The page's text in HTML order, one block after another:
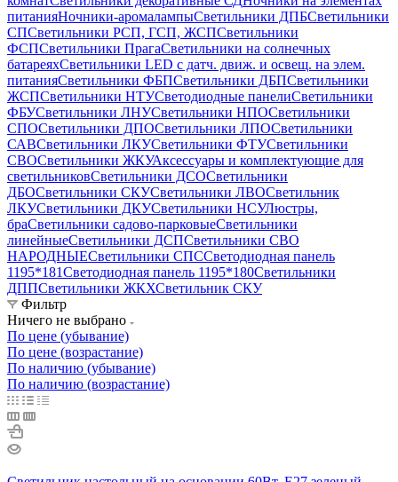
питанияНочники-аромалампыСветильники ДПБСветильники
СПСветильники РСП, ГСП, ЖСПСветильники
ФСПСветильники ПрагаСветильники на солнечных
батареяхСветильники LED с датч. движ. и освещ. на элем.
питанияСветильники ФБПСветильники ДБПСветильники
ЖСПСветильники НТУСветодиодные панелиСветильники
ФБУСветильники ЛНУСветильники НПОСветильники
СПОСветильники ДПОСветильники ЛПОСветильники
САВСветильники ЛКУСветильники ФТУСветильники
СВОСветильники ЖКУАксессуары и комплектующие для
светильниковСветильники ДСОСветильники
ДБОСветильники СКУСветильники ЛВОСветильник
ЛКУСветильники ДКУСветильники НСУЛюстры,
браСветильники садово-парковыеСветильники
линейныеСветильники ДСПСветильники СВО
НАРОДНЫЕСветильники СПССветодиодная панель
1195*181Светодиодная панель 1195*180Светильники
ДППСветильники ЖКХСветильник СКУ
Фильтр
Ничего не выбрано
По цене (убывание)
По цене (возрастание)
По наличию (убывание)
По наличию (возрастание)